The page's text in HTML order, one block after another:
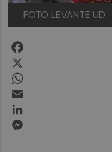
FOTO LEVANTE UD